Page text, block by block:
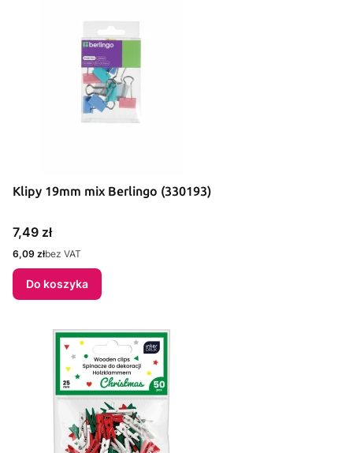
Klipy 19mm mix Berlingo (330193)
Cena
7,49 zł
Cena
6,09 złbez VAT
Do koszyka